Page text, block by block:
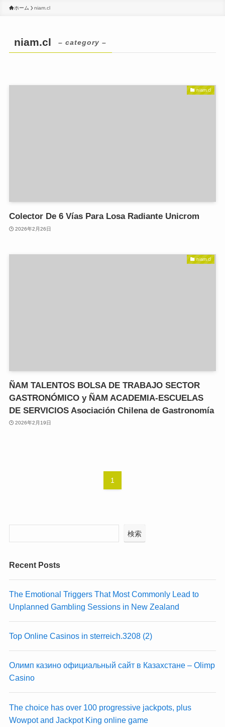
ホーム niam.cl
niam.cl – category –
niam.cl
Colector De 6 Vías Para Losa Radiante Unicrom
2026年2月26日
niam.cl
ÑAM TALENTOS BOLSA DE TRABAJO SECTOR
GASTRONÓMICO y ÑAM ACADEMIA-ESCUELAS
DE SERVICIOS Asociación Chilena de Gastronomía
2026年2月19日
1
検索
Recent Posts
The Emotional Triggers That Most Commonly Lead to
Unplanned Gambling Sessions in New Zealand
Top Online Casinos in sterreich.3208 (2)
Олимп казино официальный сайт в Казахстане – Olimp
Casino
The choice has over 100 progressive jackpots, plus
Wowpot and Jackpot King online game